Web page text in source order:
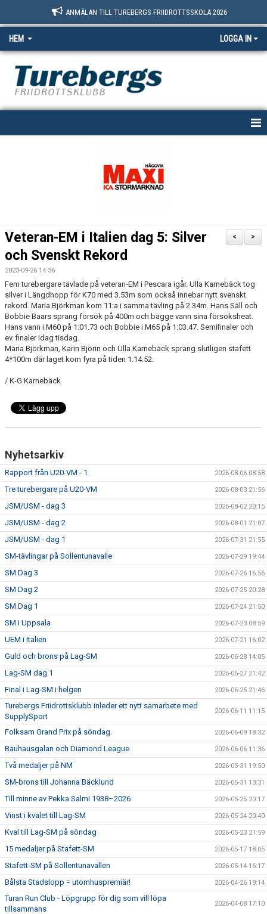
ANMÄLAN TILL TUREBERGS FRIIDROTTSSKOLA 2026
HEM LOGGA IN
MEDLEM
STATISTIK & RESULTAT
FUNKTIONÄR
TÄVLINGAR
KONTAKT
UTBILDNING
>
<
Veteran-EM i Italien dag 5: Silver
och Svenskt Rekord
2023-09-26 14:36
Fem turebergare tävlade på veteran-EM i Pescara igår. Ulla Karnebäck tog
silver i Längdhopp för K70 med 3.53m som också innebar nytt svenskt
rekord. Maria Björkman kom 11:a i samma tävling på 2.34m. Hans Säll och
Bobbie Baars sprang försök på 400m och bägge vann sina försöksheat.
Hans vann i M60 på 1:01.73 och Bobbie i M65 på 1:03.47. Semifinaler och
ev. finaler idag tisdag.
Maria Björkman, Karin Björin och Ulla Karnebäck sprang slutligen stafett
4*100m där laget kom fyra på tiden 1:14.52.
/ K-G Karnebäck
Nyhetsarkiv
Rapport från U20-VM - 1 2026-08-06 08:58
Tre turebergare på U20-VM 2026-08-03 21:56
JSM/USM - dag 3 2026-08-02 20:15
JSM/USM - dag 2 2026-08-01 21:07
JSM/USM - dag 1 2026-07-31 21:55
SM-tävlingar på Sollentunavalle 2026-07-29 19:44
SM Dag 3 2026-07-26 16:56
SM Dag 2 2026-07-25 20:28
SM Dag 1 2026-07-24 21:50
SM i Uppsala 2026-07-23 08:59
UEM i Italien 2026-07-21 16:02
Guld och brons på Lag-SM 2026-06-28 14:05
Lag-SM dag 1 2026-06-27 21:42
Final i Lag-SM i helgen 2026-06-25 21:46
Turebergs Friidrottsklubb inleder ett nytt samarbete med
SupplySport
2026-06-11 11:15
Folksam Grand Prix på söndag. 2026-06-09 18:32
Bauhausgalan och Diamond League 2026-06-06 11:36
Två medaljer på NM 2026-05-31 19:50
SM-brons till Johanna Bäcklund 2026-05-31 13:31
Till minne av Pekka Salmi 1938–2026 2026-05-25 20:17
Vinst i kvalet till Lag-SM 2026-05-24 20:40
Kval till Lag-SM på söndag 2026-05-23 21:59
15 medaljer på Stafett-SM 2026-05-17 18:05
Stafett-SM på Sollentunavallen 2026-05-14 16:17
Bålsta Stadslopp = utomhuspremiär! 2026-04-26 19:14
Turan Run Club - Löpgrupp för dig som vill löpa
tillsammans
2026-04-08 17:10